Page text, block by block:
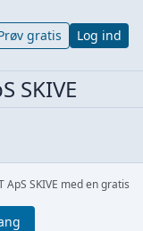
gratis Log ind
SKIVE
ApS SKIVE med en gratis